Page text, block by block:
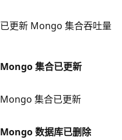
已更新 Mongo 集合吞吐量
Mongo 集合已更新
Mongo 集合已更新
Mongo 数据库已删除